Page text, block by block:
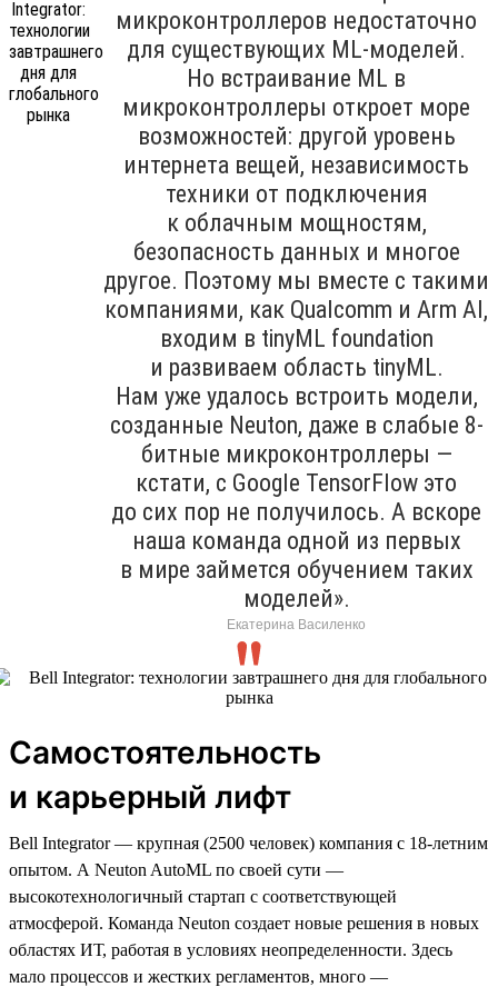
микроконтроллеров недостаточно
для существующих ML-моделей.
Но встраивание ML в
микроконтроллеры откроет море
возможностей: другой уровень
интернета вещей, независимость
техники от подключения
к облачным мощностям,
безопасность данных и многое
другое. Поэтому мы вместе с такими
компаниями, как Qualcomm и Arm AI,
входим в tinyML foundation
и развиваем область tinyML.
Нам уже удалось встроить модели,
созданные Neuton, даже в слабые 8-
битные микроконтроллеры —
кстати, с Google TensorFlow это
до сих пор не получилось. А вскоре
наша команда одной из первых
в мире займется обучением таких
моделей».
Екатерина Василенко
Самостоятельность
и карьерный лифт
Bell Integrator — крупная (2500 человек) компания с 18-летним
опытом. А Neuton AutoML по своей сути —
высокотехнологичный стартап с соответствующей
атмосферой. Команда Neuton создает новые решения в новых
областях ИТ, работая в условиях неопределенности. Здесь
мало процессов и жестких регламентов, много —